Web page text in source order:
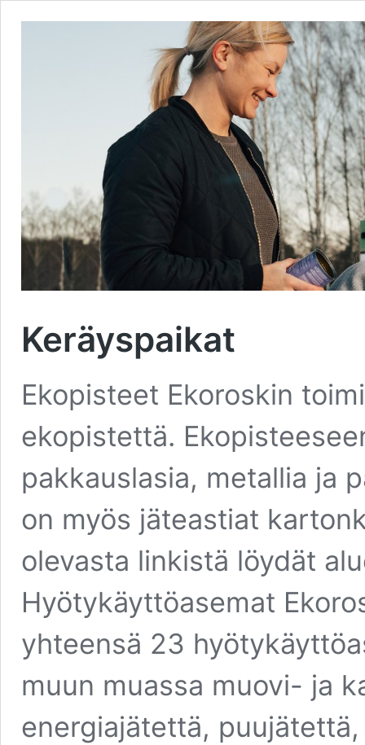
Keräyspaikat
Ekopisteet Ekoroskin
ekopistettä.
pakkauslasia, metallia ja
on myös jäteastiat
olevasta linkistä löydät
Hyötykäyttöasemat
yhteensä 23
muun muassa muovi- ja
energiajätettä,